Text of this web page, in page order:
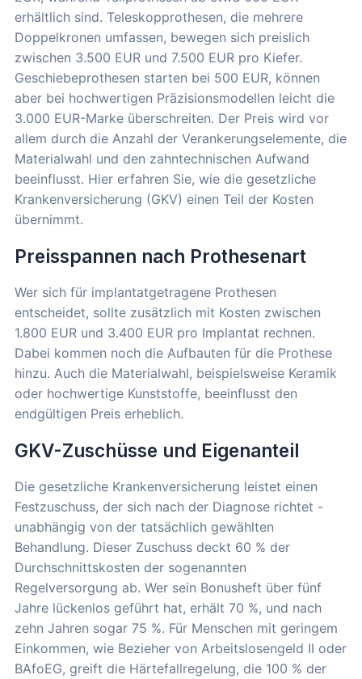
erhältlich sind. Teleskopprothesen, die mehrere
Doppelkronen umfassen, bewegen sich preislich
zwischen 3.500 EUR und 7.500 EUR pro Kiefer.
Geschiebeprothesen starten bei 500 EUR, können
aber bei hochwertigen Präzisionsmodellen leicht die
3.000 EUR-Marke überschreiten. Der Preis wird vor
allem durch die Anzahl der Verankerungselemente, die
Materialwahl und den zahntechnischen Aufwand
beeinflusst. Hier erfahren Sie, wie die gesetzliche
Krankenversicherung (GKV) einen Teil der Kosten
übernimmt.
Preisspannen nach Prothesenart
Wer sich für implantatgetragene Prothesen
entscheidet, sollte zusätzlich mit Kosten zwischen
1.800 EUR und 3.400 EUR pro Implantat rechnen.
Dabei kommen noch die Aufbauten für die Prothese
hinzu. Auch die Materialwahl, beispielsweise Keramik
oder hochwertige Kunststoffe, beeinflusst den
endgültigen Preis erheblich.
GKV-Zuschüsse und Eigenanteil
Die gesetzliche Krankenversicherung leistet einen
Festzuschuss, der sich nach der Diagnose richtet -
unabhängig von der tatsächlich gewählten
Behandlung. Dieser Zuschuss deckt 60 % der
Durchschnittskosten der sogenannten
Regelversorgung ab. Wer sein Bonusheft über fünf
Jahre lückenlos geführt hat, erhält 70 %, und nach
zehn Jahren sogar 75 %. Für Menschen mit geringem
Einkommen, wie Bezieher von Arbeitslosengeld II oder
BAfoEG, greift die Härtefallregelung, die 100 % der